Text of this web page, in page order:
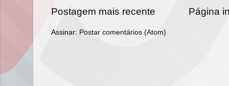
Postagem mais recente Página
Assinar: Postar comentários (Atom)